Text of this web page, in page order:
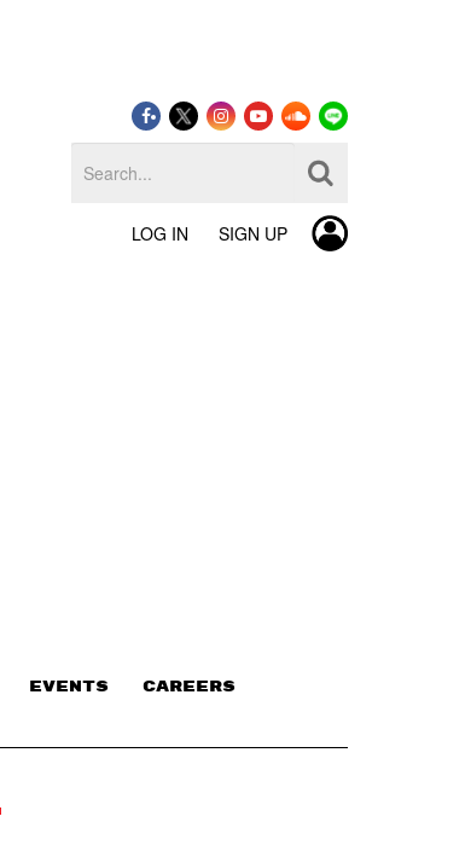
LOG IN SIGN UP
EVENTS CAREERS